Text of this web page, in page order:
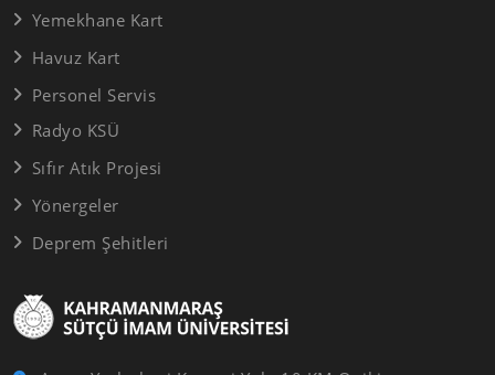
Yemekhane Kart
Havuz Kart
Personel Servis
Radyo KSÜ
Sıfır Atık Projesi
Yönergeler
Deprem Şehitleri